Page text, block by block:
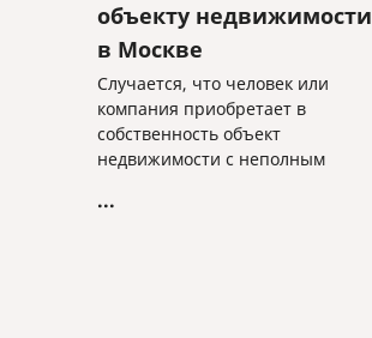
объекту недвижимости
в Москве
Случается, что человек или
компания приобретает в
собственность объект
недвижимости с неполным
номер помещения.
...